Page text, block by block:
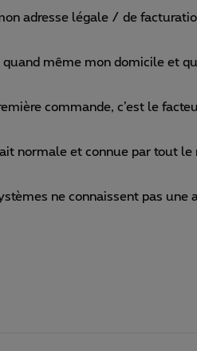
adresse légale / de
quand même mon domicile et
commande, c’est le
normale et connue par tout le
ne connaissent pas une